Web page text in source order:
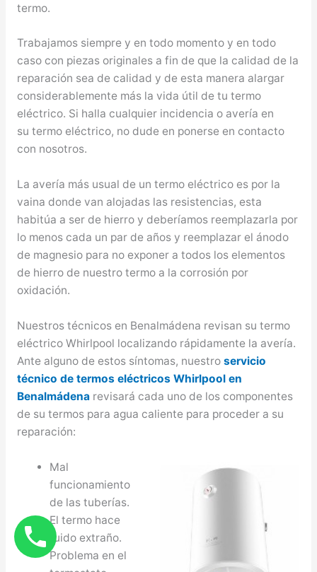
termo.
Trabajamos siempre y en todo momento y en todo
caso con piezas originales a fin de que la calidad de la
reparación sea de calidad y de esta manera alargar
considerablemente más la vida útil de tu termo
eléctrico. Si halla cualquier incidencia o avería en
su termo eléctrico, no dude en ponerse en contacto
con nosotros.
La avería más usual de un termo eléctrico es por la
vaina donde van alojadas las resistencias, esta
habitúa a ser de hierro y deberíamos reemplazarla por
lo menos cada un par de años y reemplazar el ánodo
de magnesio para no exponer a todos los elementos
de hierro de nuestro termo a la corrosión por
oxidación.
Nuestros técnicos en Benalmádena revisan su termo
eléctrico Whirlpool localizando rápidamente la avería.
Ante alguno de estos síntomas, nuestro servicio
técnico de termos eléctricos Whirlpool en
Benalmádenarevisará cada uno de los componentes
de su termos para agua caliente para proceder a su
reparación:
Mal
funcionamiento
de las tuberías.
El termo hace
ruido extraño.
Problema en el